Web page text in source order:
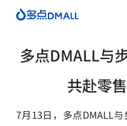
多点DMALL与
共赴零
7月13日，多点DMALL